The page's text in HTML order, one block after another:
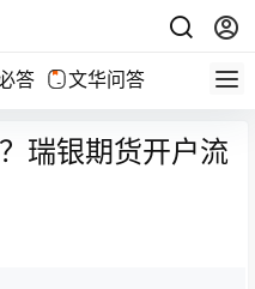
答 文华问答
瑞银期货开户流